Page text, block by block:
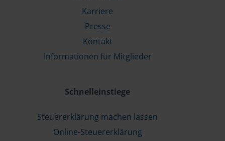
Karriere
Presse
Kontakt
Informationen für Mitglieder
Schnelleinstiege
Steuererklärung machen lassen
Online-Steuererklärung